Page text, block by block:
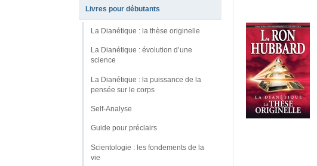
Livres pour débutants
La Dianétique : la thèse originelle
La Dianétique : évolution d’une
science
La Dianétique : la puissance de la
pensée sur le corps
Self-Analyse
Guide pour préclairs
Scientologie : les fondements de la
vie